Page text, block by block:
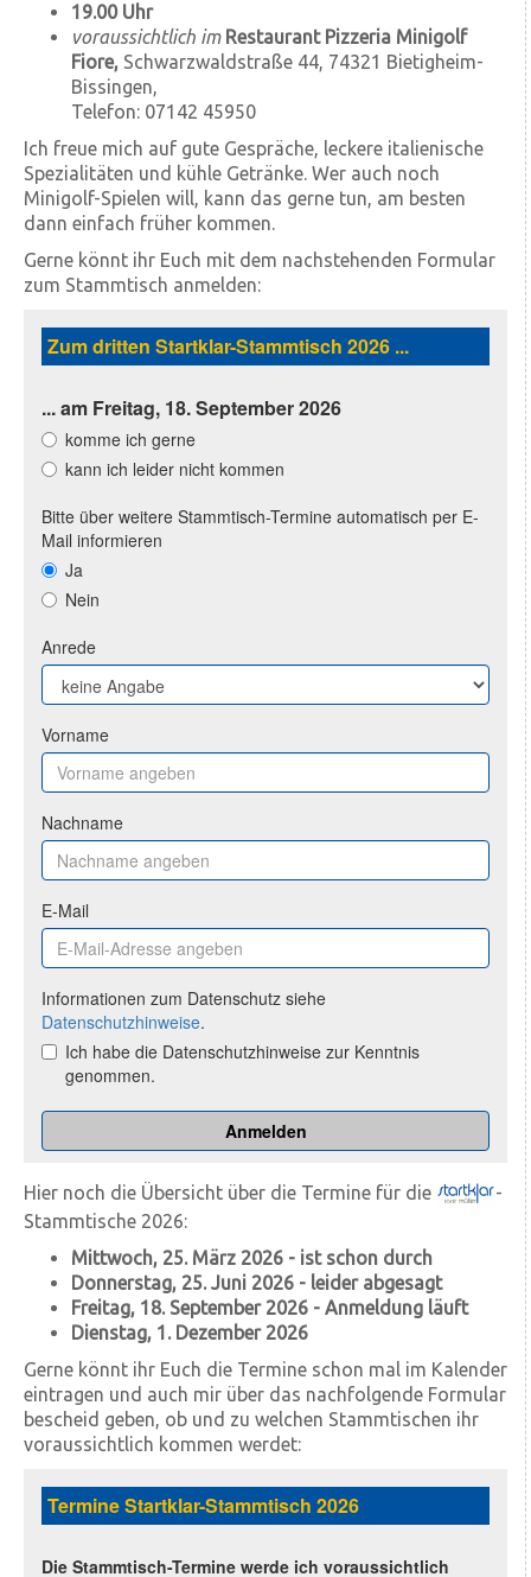
19.00 Uhr
voraussichtlich im Restaurant Pizzeria Minigolf
Fiore, Schwarzwaldstraße 44, 74321 Bietigheim-
Bissingen,
Telefon: 07142 45950
Ich freue mich auf gute Gespräche, leckere italienische
Spezialitäten und kühle Getränke. Wer auch noch
Minigolf-Spielen will, kann das gerne tun, am besten
dann einfach früher kommen.
Gerne könnt ihr Euch mit dem nachstehenden Formular
zum Stammtisch anmelden:
Hier noch die Übersicht über die Termine für die
-
Stammtische 2026:
Mittwoch, 25. März 2026 - ist schon durch
Donnerstag, 25. Juni 2026 - leider abgesagt
Freitag, 18. September 2026 - Anmeldung läuft
Dienstag, 1. Dezember 2026
Gerne könnt ihr Euch die Termine schon mal im Kalender
eintragen und auch mir über das nachfolgende Formular
bescheid geben, ob und zu welchen Stammtischen ihr
voraussichtlich kommen werdet: